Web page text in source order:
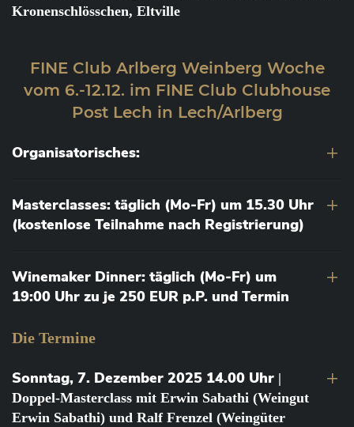
Kronenschlösschen, Eltville
FINE Club Arlberg Weinberg Woche
vom 6.-12.12. im FINE Club Clubhouse
Post Lech in Lech/Arlberg
Organisatorisches:
Masterclasses: täglich (Mo-Fr) um 15.30 Uhr
(kostenlose Teilnahme nach Registrierung)
Winemaker Dinner: täglich (Mo-Fr) um
19:00 Uhr zu je 250 EUR p.P. und Termin
Die Termine
Sonntag, 7. Dezember 2025 14.00 Uhr |
Doppel-Masterclass mit Erwin Sabathi (Weingut
Erwin Sabathi) und Ralf Frenzel (Weingüter